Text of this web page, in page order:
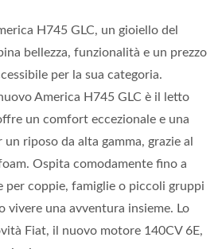
H745 GLC, un gioiello del
bellezza, funzionalità e un prezzo
per la sua categoria.
America H745 GLC è il letto
un comfort eccezionale e una
riposo da alta gamma, grazie al
Ospita comodamente fino a
per coppie, famiglie o piccoli gruppi
vivere una avventura insieme. Lo
Fiat, il nuovo motore 140CV 6E,